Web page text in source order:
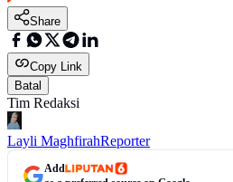
Share
Copy Link
Batal
Tim Redaksi
Layli MaghfirahReporter
Add